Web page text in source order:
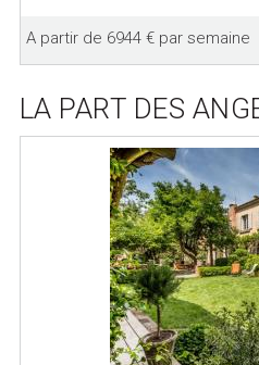
A partir de 6944 € par semaine
LA PART DES